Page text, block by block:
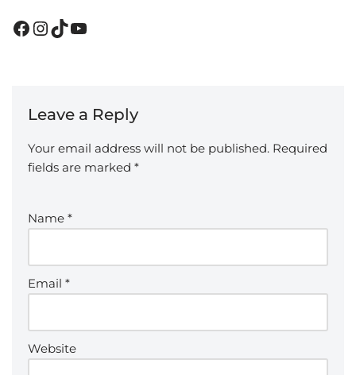
Leave a Reply
Your email address will not be published. Required
fields are marked *
Name *
Email *
Website